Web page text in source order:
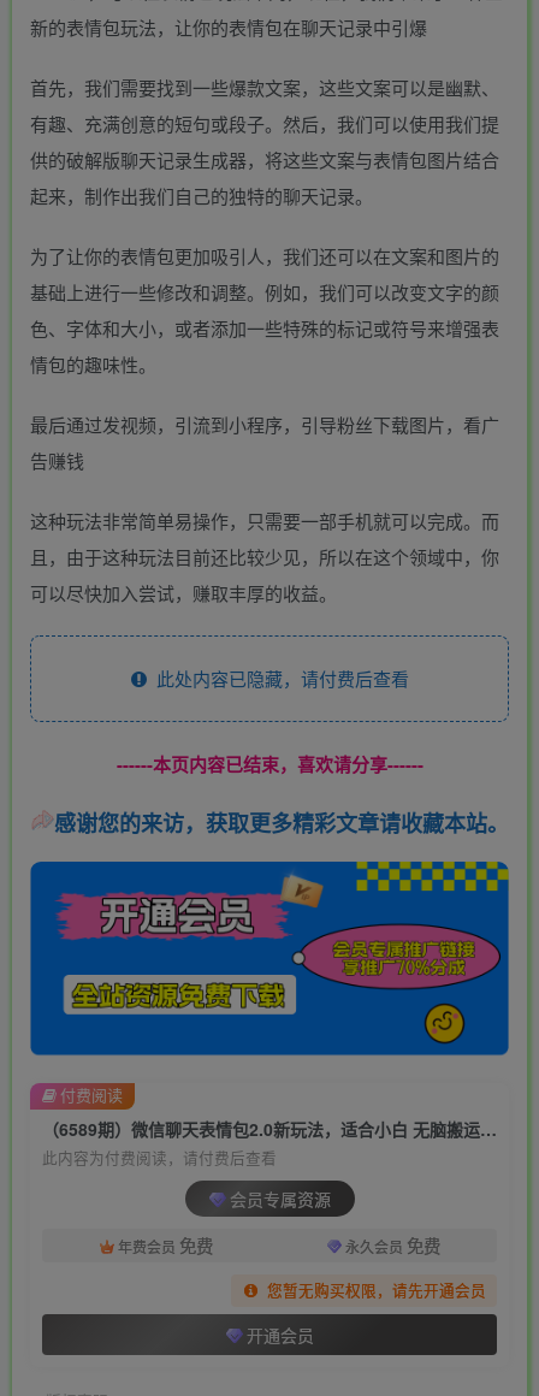
新的表情包玩法，让你的表情包在聊天记录中引爆
首先，我们需要找到一些爆款文案，这些文案可以是幽默、
有趣、充满创意的短句或段子。然后，我们可以使用我们提
供的破解版聊天记录生成器，将这些文案与表情包图片结合
起来，制作出我们自己的独特的聊天记录。
为了让你的表情包更加吸引人，我们还可以在文案和图片的
基础上进行一些修改和调整。例如，我们可以改变文字的颜
色、字体和大小，或者添加一些特殊的标记或符号来增强表
情包的趣味性。
最后通过发视频，引流到小程序，引导粉丝下载图片，看广
告赚钱
这种玩法非常简单易操作，只需要一部手机就可以完成。而
且，由于这种玩法目前还比较少见，所以在这个领域中，你
可以尽快加入尝试，赚取丰厚的收益。
此处内容已隐藏，请付费后查看
------本页内容已结束，喜欢请分享------
感谢您的来访，获取更多精彩文章请收藏本站。
（6589期）微信聊天表情包2.0新玩法，适合小白 无脑搬运。仅凭一部手机，轻松日入500+
此内容为付费阅读，请付费后查看
会员专属资源
年费会员 免费 永久会员 免费
您暂无购买权限，请先开通会员
开通会员
付费阅读